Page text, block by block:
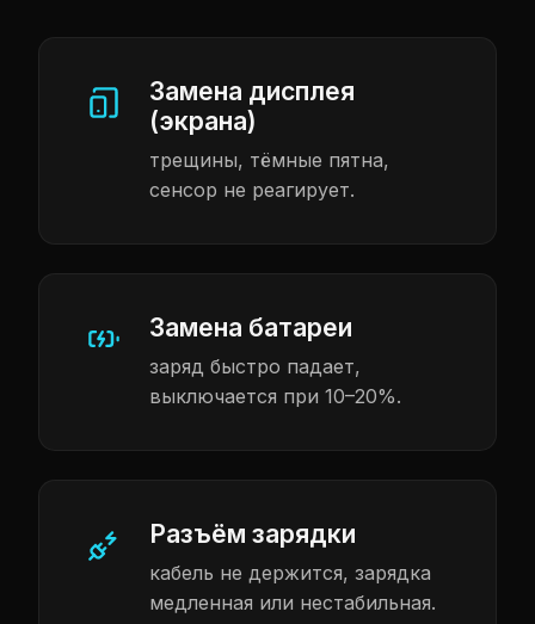
Замена дисплея
(экрана)
трещины, тёмные пятна,
сенсор не реагирует.
Замена батареи
заряд быстро падает,
выключается при 10–20%.
Разъём зарядки
кабель не держится, зарядка
медленная или нестабильная.